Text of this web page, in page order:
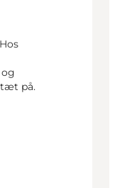
tæt på.